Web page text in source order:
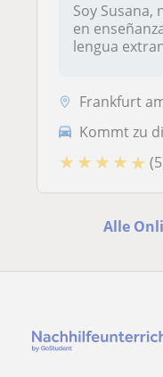
Soy Susana,
en
lengua
Frankfurt
Kommt zu
★ ★ ★ ★ ★
Alle